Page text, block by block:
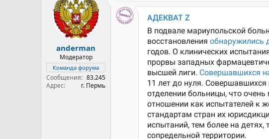
и
и
:
anderman
Модератор
Команда форума
Сообщения
83.245
Адрес
г. Пермь